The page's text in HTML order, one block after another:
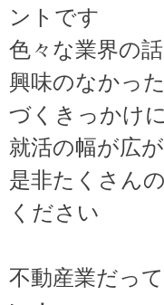
ントです
色々な業界の
興味のなかっ
づくきっかけに
就活の幅が広
是非たくさん
ください
不動産業だっ